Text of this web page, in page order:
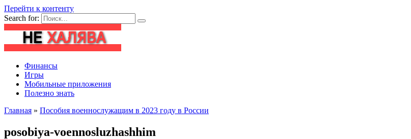
Перейти к контенту
Search for:
Финансы
Игры
Мобильные приложения
Полезно знать
Главная » Пособия военнослужащим в 2023 году в России
posobiya-voennosluzhashhim